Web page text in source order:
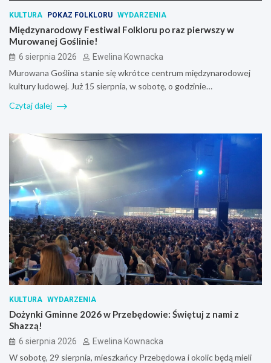
KULTURA POKAZ FOLKLORU WYDARZENIA
Międzynarodowy Festiwal Folkloru po raz pierwszy w
Murowanej Goślinie!
6 sierpnia 2026 Ewelina Kownacka
Murowana Goślina stanie się wkrótce centrum międzynarodowej
kultury ludowej. Już 15 sierpnia, w sobotę, o godzinie…
Czytaj dalej
KULTURA WYDARZENIA
Dożynki Gminne 2026 w Przebędowie: Świętuj z nami z
Shazzą!
6 sierpnia 2026 Ewelina Kownacka
W sobotę, 29 sierpnia, mieszkańcy Przebędowa i okolic będą mieli